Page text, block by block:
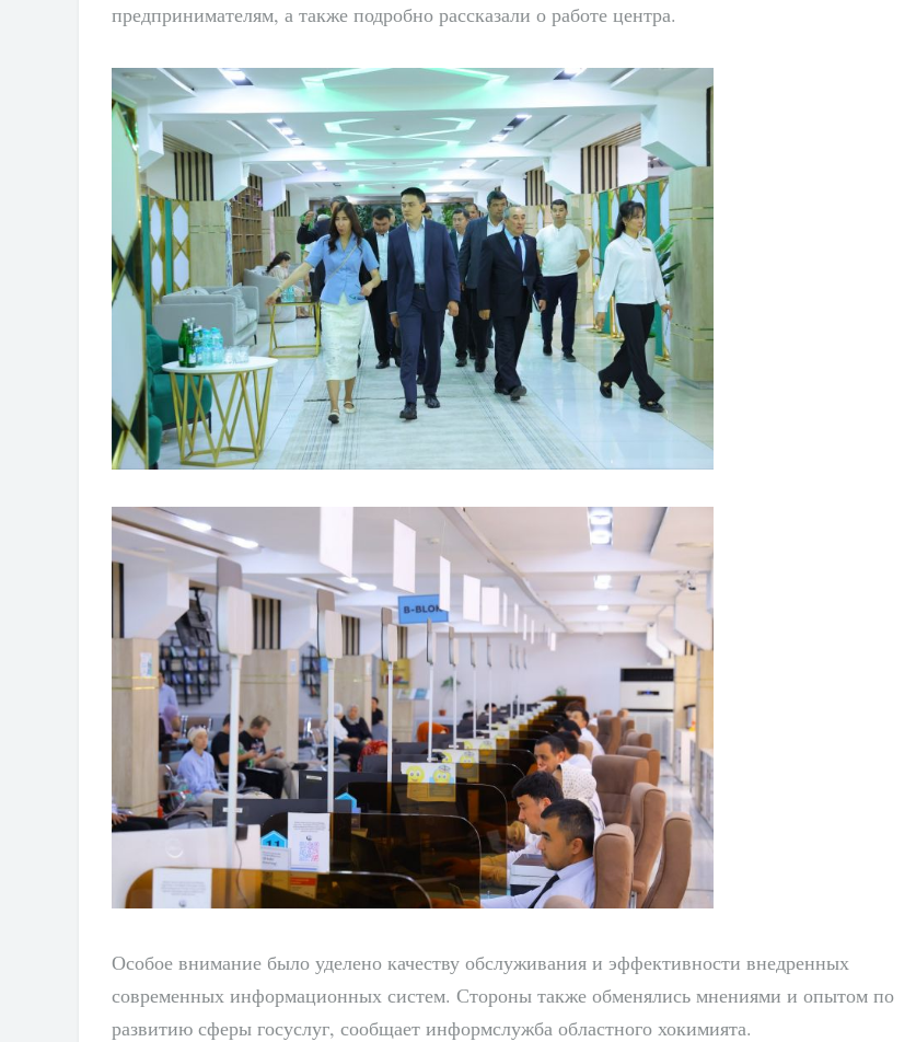
предпринимателям, а также подробно рассказали о работе центра.
Особое внимание было уделено качеству обслуживания и эффективности внедренных
современных информационных систем. Стороны также обменялись мнениями и опытом по
развитию сферы госуслуг, сообщает информслужба областного хокимията.